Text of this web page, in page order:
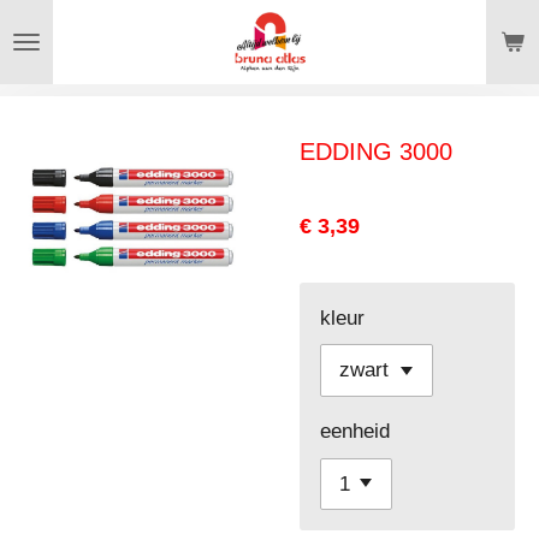
direct
EDDING 3000
€ 3,39
kleur
eenheid